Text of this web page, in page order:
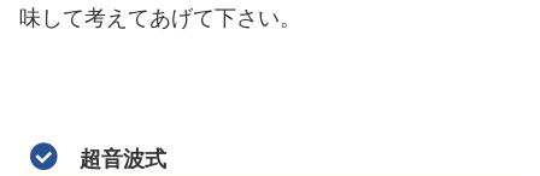
味して考えてあげて下さい。
超音波式